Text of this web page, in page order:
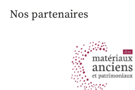
Nos partenaires